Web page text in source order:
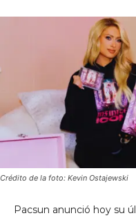
Crédito de la foto: Kevin Ostajewski
Pacsun anunció hoy su